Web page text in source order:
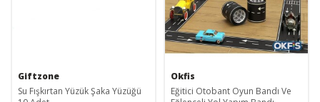
Giftzone
Su Fışkırtan Yüzük Şaka Yüzüğü
Okfis
Eğitici Otobant Oyun Bandı Ve